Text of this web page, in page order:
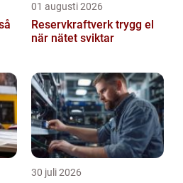
01 augusti 2026
Reservkraftverk trygg el
när nätet sviktar
30 juli 2026